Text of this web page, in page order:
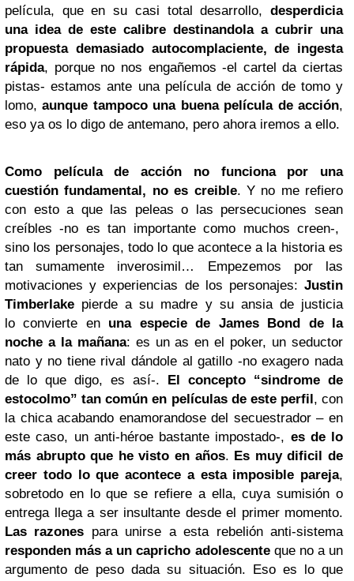
película, que en su casi total desarrollo, desperdicia
una idea de este calibre destinandola a cubrir una
propuesta demasiado autocomplaciente, de ingesta
rápida, porque no nos engañemos -el cartel da ciertas
pistas- estamos ante una película de acción de tomo y
lomo, aunque tampoco una buena película de acción,
eso ya os lo digo de antemano, pero ahora iremos a ello.
Como película de acción no funciona por una
cuestión fundamental, no es creible. Y no me refiero
con esto a que las peleas o las persecuciones sean
creíbles -no es tan importante como muchos creen-,
sino los personajes, todo lo que acontece a la historia es
tan sumamente inverosimil… Empezemos por las
motivaciones y experiencias de los personajes: Justin
Timberlake pierde a su madre y su ansia de justicia
lo convierte enuna especie de James Bond
de la
noche a la mañana: es un as en el poker, un seductor
nato y no tiene rival dándole al gatillo -no exagero nada
de lo que digo, es así-.
El concepto “sindrome de
estocolmo” tan común en películas de este perfil , con
la chica acabando enamorandose del secuestrador – en
este caso, un anti-héroe bastante impostado-, es de lo
más abrupto que he visto en años. Es muy dificil de
creer todo lo que acontece a esta imposible pareja,
sobretodo en lo que se refiere a ella, cuya sumisión o
entrega llega a ser insultante desde el primer momento.
Las razones para unirse a esta rebelión anti-sistema
responden más a un capricho adolescenteque no a un
argumento de peso dada su situación. Eso es lo que